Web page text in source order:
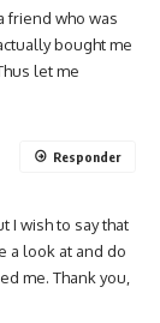
friend who was
bought me
let me
I wish to say that
a look at and do
me. Thank you,
Responder